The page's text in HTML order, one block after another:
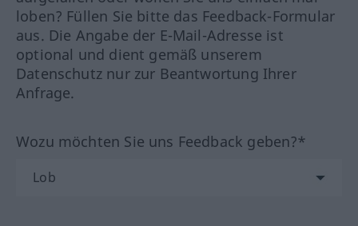
loben? Füllen Sie bitte das Feedback-Formular
aus. Die Angabe der E-Mail-Adresse ist
optional und dient gemäß unserem
Datenschutz nur zur Beantwortung Ihrer
Anfrage.
Wozu möchten Sie uns Feedback geben?*